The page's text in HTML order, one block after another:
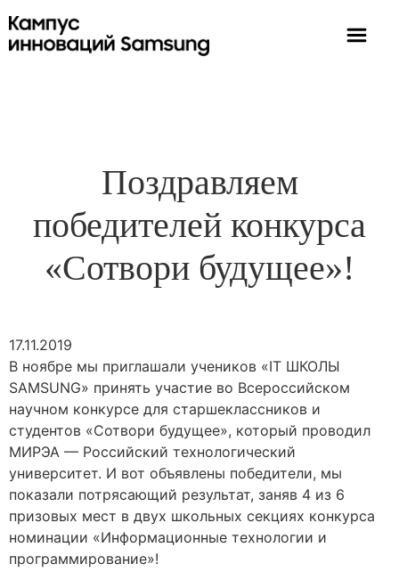
Поздравляем
победителей конкурса
«Сотвори будущее»!
17.11.2019
В ноябре мы приглашали учеников «IT ШКОЛЫ
SAMSUNG» принять участие во Всероссийском
научном конкурсе для старшеклассников и
студентов «Сотвори будущее», который проводил
МИРЭА — Российский технологический
университет. И вот объявлены победители, мы
показали потрясающий результат, заняв 4 из 6
призовых мест в двух школьных секциях конкурса
номинации «Информационные технологии и
программирование»!